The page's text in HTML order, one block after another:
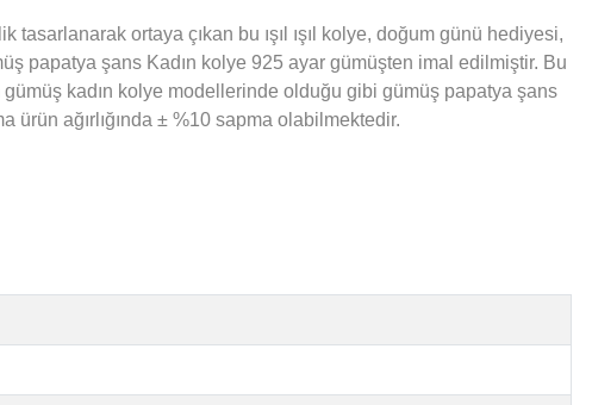
ortaya çıkan bu ışıl ışıl kolye, doğum günü hediyesi,
papatya şans Kadın kolye 925 ayar gümüşten imal edilmiştir. Bu
kadın kolye modellerinde olduğu gibi gümüş papatya şans
ağırlığında ± %10 sapma olabilmektedir.